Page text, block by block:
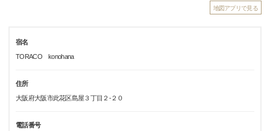
地図アプリで見る
宿名
TORACO konohana
住所
大阪府大阪市此花区島屋３丁目２-２０
電話番号